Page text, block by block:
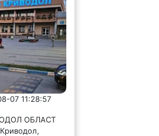
07 11:28:57
ОБЛАСТ